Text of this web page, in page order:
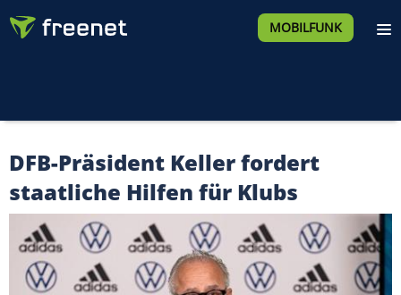
MOBILFUNK
DFB-Präsident Keller fordert
staatliche Hilfen für Klubs